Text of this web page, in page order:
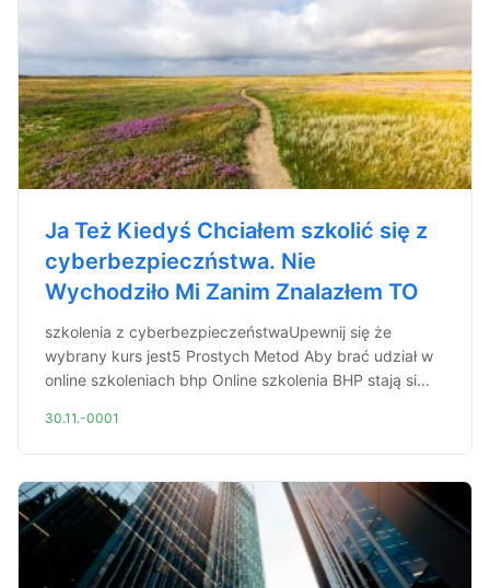
Ja Też Kiedyś Chciałem szkolić się z
cyberbezpieczństwa. Nie
Wychodziło Mi Zanim Znalazłem TO
szkolenia z cyberbezpieczeństwaUpewnij się że
wybrany kurs jest5 Prostych Metod Aby brać udział w
online szkoleniach bhp Online szkolenia BHP stają si...
30.11.-0001